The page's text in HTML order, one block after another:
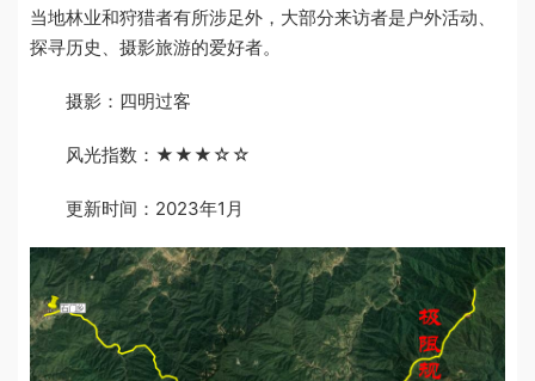
当地林业和狩猎者有所涉足外，大部分来访者是户外活动、
探寻历史、摄影旅游的爱好者。
摄影：四明过客
风光指数：★★★☆☆
更新时间：2023年1月